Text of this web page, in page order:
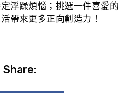
浮躁煩惱；挑選一件喜愛的
帶來更多正向創造力！
Share: